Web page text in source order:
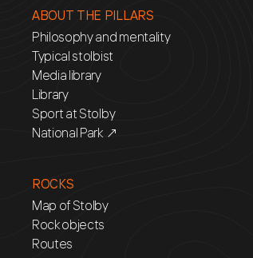
ABOUT THE PILLARS
Philosophy and mentality
Typical stolbist
Media library
Library
Sport at Stolby
National Park ↗
ROCKS
Map of Stolby
Rock objects
Routes